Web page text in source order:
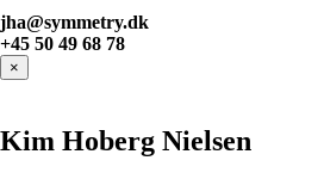
jha@symmetry.dk
+45 50 49 68 78
×
Kim Hoberg Nielsen